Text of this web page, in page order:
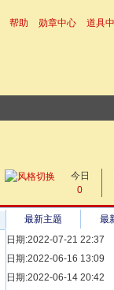
帮助 勋章中心
道具
帖
今日
0
最新主题 最
日期:2022-07-21 22:37
[ 宗亲新闻 ] 同为宗亲，
日期:2022-06-16 13:09
[ 族谱知识 ] 漫话辈份
日期:2022-06-14 20:42